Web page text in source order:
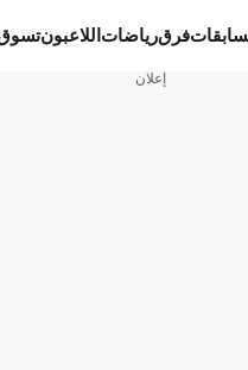
فرقرياضات اللاعبون
إعلان